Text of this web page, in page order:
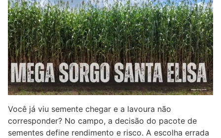
Você já viu semente chegar e a lavoura não
corresponder? No campo, a decisão do pacote de
sementes define rendimento e risco. A escolha errada